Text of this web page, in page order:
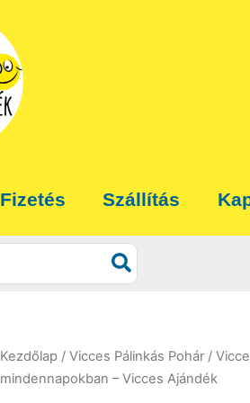
Fizetés Szállítás
Kezdőlap / Vicces Pálinkás Pohár /
mindennapokban – Vicces Ajándék